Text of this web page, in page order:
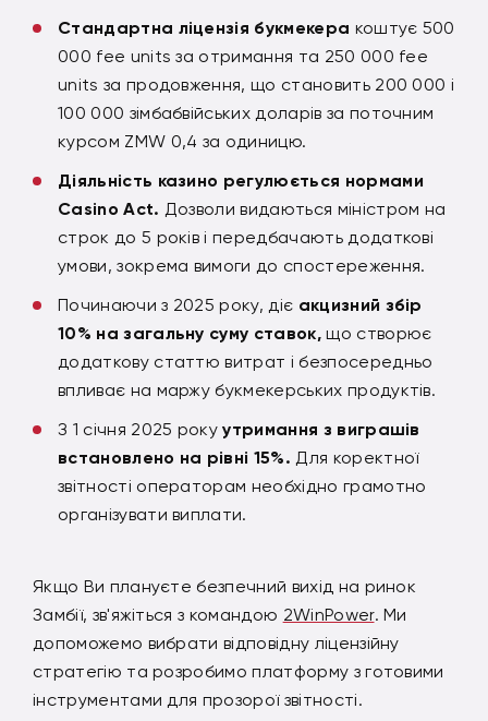
Стандартна ліцензія букмекера коштує 500
000 fee units за отримання та 250 000 fee
units за продовження, що становить 200 000 і
100 000 зімбабвійських доларів за поточним
курсом ZMW 0,4 за одиницю.
Діяльність казино регулюється нормами
Casino Act. Дозволи видаються міністром на
строк до 5 років і передбачають додаткові
умови, зокрема вимоги до спостереження.
Починаючи з 2025 року, діє акцизний збір
10% на загальну суму ставок,що створює
додаткову статтю витрат і безпосередньо
впливає на маржу букмекерських продуктів.
З 1 січня 2025 рокуутримання з виграшів
встановлено на рівні 15%. Для коректної
звітності операторам необхідно грамотно
організувати виплати.
Якщо Ви плануєте безпечний вихід на ринок
Замбії, зв'яжіться з командою 2WinPower. Ми
допоможемо вибрати відповідну ліцензійну
стратегію та розробимо платформу з готовими
інструментами для прозорої звітності.